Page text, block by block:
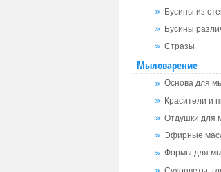
Бусины из
Бусины
Стразы
Мыловарение
Основа для
Красители и
Отдушки для
Эфирные
Формы для